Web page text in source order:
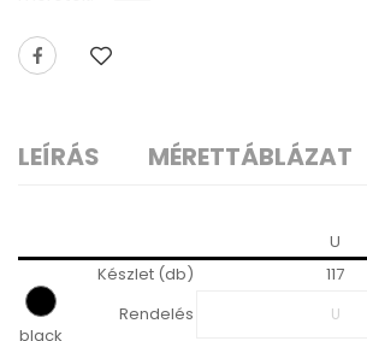
LEÍRÁS MÉRETTÁBLÁZAT
U
black
Készlet (db)
117
Rendelés